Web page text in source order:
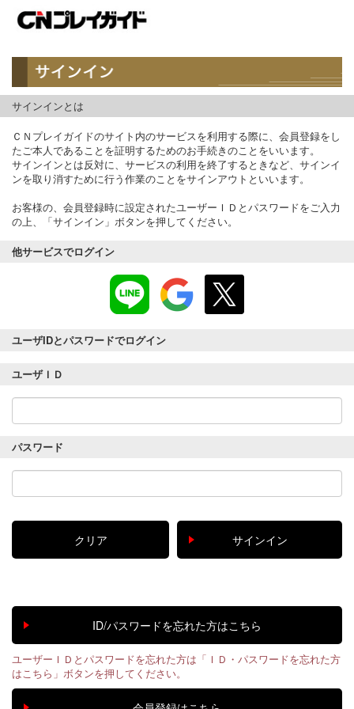
サインインとは
ＣＮプレイガイドのサイト内のサービスを利用する際に、会員登録をし
たご本人であることを証明するためのお手続きのことをいいます。
サインインとは反対に、サービスの利用を終了するときなど、サインイ
ンを取り消すために行う作業のことをサインアウトといいます。
お客様の、会員登録時に設定されたユーザーＩＤとパスワードをご入力
の上、「サインイン」ボタンを押してください。
他サービスでログイン
ユーザIDとパスワードでログイン
ユーザＩＤ
パスワード
ユーザーＩＤとパスワードを忘れた方は「ＩＤ・パスワードを忘れた方
はこちら」ボタンを押してください。